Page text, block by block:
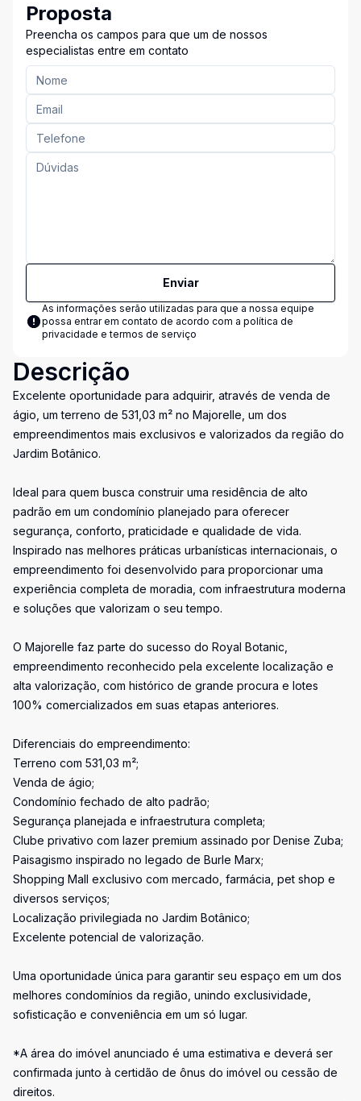
Proposta
Preencha os campos para que um de nossos
especialistas entre em contato
Enviar
As informações serão utilizadas para que a nossa equipe
possa entrar em contato de acordo com a política de
privacidade e termos de serviço
Descrição
Excelente oportunidade para adquirir, através de venda de
ágio, um terreno de 531,03 m² no Majorelle, um dos
empreendimentos mais exclusivos e valorizados da região do
Jardim Botânico.
Ideal para quem busca construir uma residência de alto
padrão em um condomínio planejado para oferecer
segurança, conforto, praticidade e qualidade de vida.
Inspirado nas melhores práticas urbanísticas internacionais, o
empreendimento foi desenvolvido para proporcionar uma
experiência completa de moradia, com infraestrutura moderna
e soluções que valorizam o seu tempo.
O Majorelle faz parte do sucesso do Royal Botanic,
empreendimento reconhecido pela excelente localização e
alta valorização, com histórico de grande procura e lotes
100% comercializados em suas etapas anteriores.
Diferenciais do empreendimento:
Terreno com 531,03 m²;
Venda de ágio;
Condomínio fechado de alto padrão;
Segurança planejada e infraestrutura completa;
Clube privativo com lazer premium assinado por Denise Zuba;
Paisagismo inspirado no legado de Burle Marx;
Shopping Mall exclusivo com mercado, farmácia, pet shop e
diversos serviços;
Localização privilegiada no Jardim Botânico;
Excelente potencial de valorização.
Uma oportunidade única para garantir seu espaço em um dos
melhores condomínios da região, unindo exclusividade,
sofisticação e conveniência em um só lugar.
*A área do imóvel anunciado é uma estimativa e deverá ser
confirmada junto à certidão de ônus do imóvel ou cessão de
direitos.